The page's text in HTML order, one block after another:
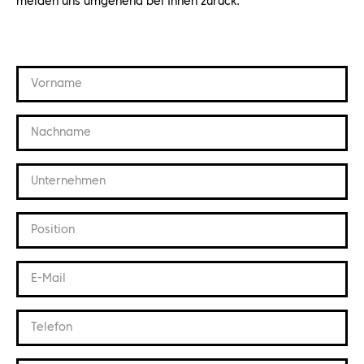
Vorname
Nachname
Unternehmen
Position
E-Mail
Telefon